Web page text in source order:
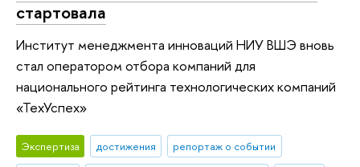
стартовала
Институт менеджмента инноваций НИУ ВШЭ вновь
стал оператором отбора компаний для
национального рейтинга технологических компаний
«ТехУспех»
Экспертиза достижения
репортаж о событии